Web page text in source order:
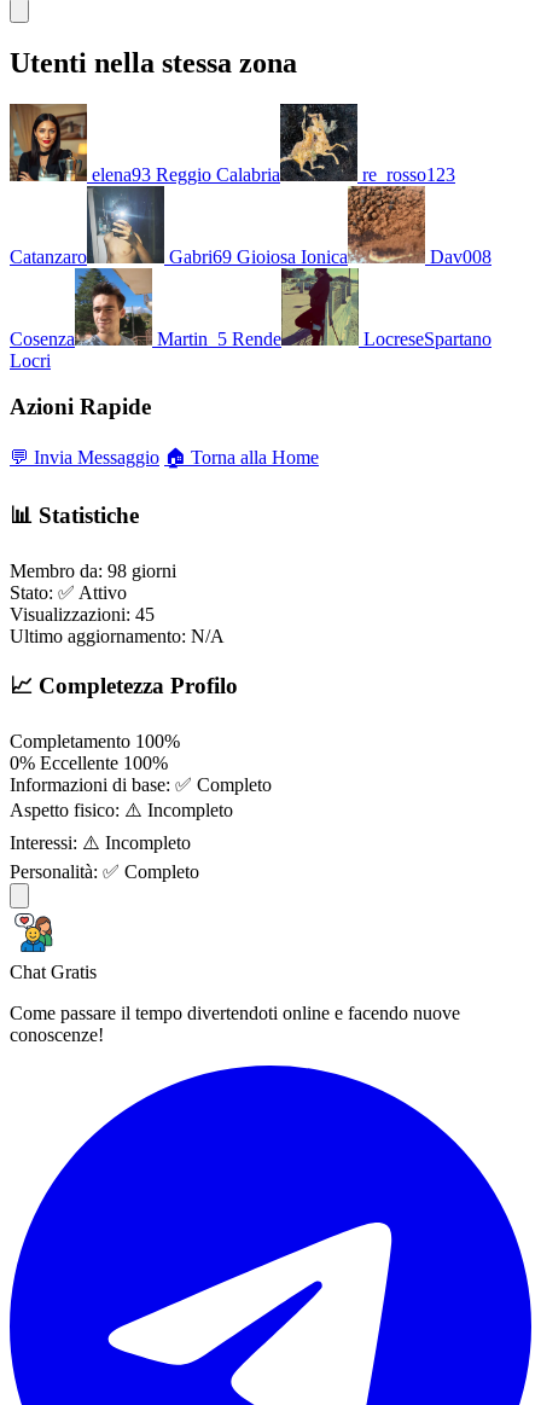
Utenti nella stessa zona
elena93 Reggio Calabria re_rosso123
Catanzaro Gabri69 Gioiosa Ionica Dav008
Cosenza Martin_5 Rende
LocreseSpartano
Locri
Azioni Rapide
💬 Invia Messaggio 🏠 Torna alla Home
📊 Statistiche
Membro da: 98 giorni
Stato: ✅ Attivo
Visualizzazioni: 45
Ultimo aggiornamento: N/A
📈 Completezza Profilo
Completamento 100%
0% Eccellente 100%
Informazioni di base: ✅ Completo
Aspetto fisico: ⚠️ Incompleto
Interessi: ⚠️ Incompleto
Personalità: ✅ Completo
Chat Gratis
Come passare il tempo divertendoti online e facendo nuove
conoscenze!